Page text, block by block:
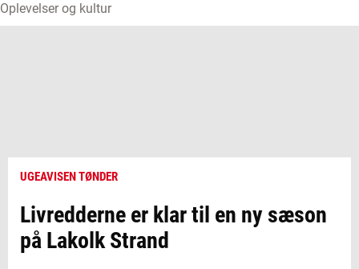
Oplevelser og kultur
UGEAVISEN TØNDER
Livredderne er klar til en ny sæson
på Lakolk Strand